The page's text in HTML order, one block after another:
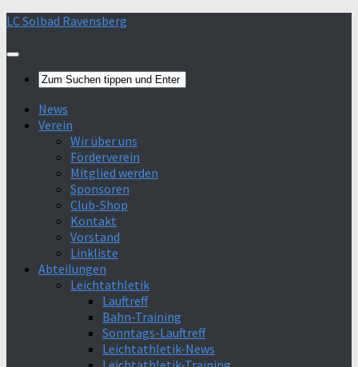
Skip
content
LC Solbad Ravensberg
News
Verein
Wir über uns
Förderverein
Mitglied werden
Sponsoren
Club-Shop
Kontakt
Vorstand
Linkliste
Abteilungen
Leichtathletik
Lauftreff
Bahn-Training
Sonntags-Lauftreff
Leichtathletik-News
>Mehr Infos<